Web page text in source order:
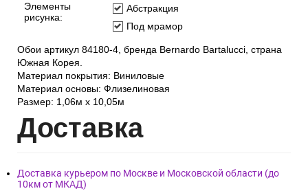
Элементы
рисунка:
Абстракция
Под мрамор
Обои артикул 84180-4, бренда Bernardo Bartalucci, страна
Южная Корея.
Материал покрытия: Виниловые
Материал основы: Флизелиновая
Размер: 1,06м х 10,05м
Доставка
Доставка курьером по Москве и Московской области (до
10км от МКАД)